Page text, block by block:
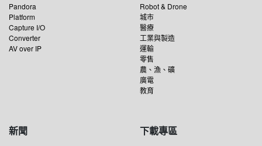
Pandora
Platform
Capture I/O
Converter
AV over IP
Robot & Drone
城市
醫療
工業與製造
運輸
零售
農、漁、礦
廣電
教育
新聞 下載專區